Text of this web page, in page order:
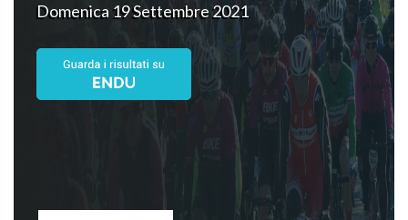
Domenica 19 Settembre 2021